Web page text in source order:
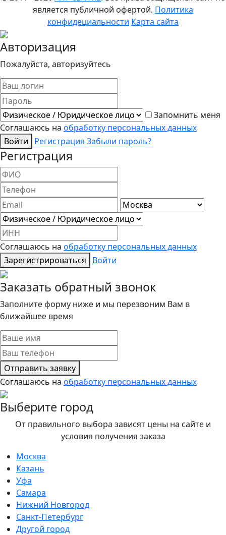
является публичной офертой. Политика
конфидециальности Карта сайта
Авторизация
Пожалуйста, авторизуйтесь
Запомнить меня
Соглашаюсь на обработку персональных данных
Войти
Регистрация Забыли пароль?
Регистрация
Соглашаюсь на обработку персональных данных
Зарегистрироваться
Войти
Заказать обратный звонок
Заполните форму ниже и мы перезвоним Вам в
ближайшее время
Отправить заявку
Соглашаюсь на обработку персональных данных
Выберите город
От правильного выбора зависят цены на сайте и
условия получения заказа
Москва
Казань
Уфа
Самара
Нижний Новгород
Санкт-Петербург
Другой город